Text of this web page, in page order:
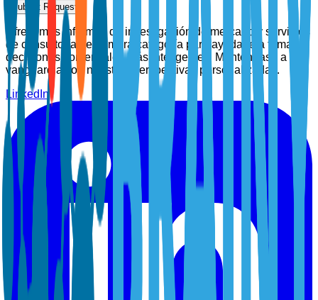
Submit Request
Ofrecemos informes de investigación de mercado y servicios
de consultoría de primera categoría para ayudarle a tomar
decisiones comerciales más inteligentes. Manténgase a la
vanguardia con nuestras perspectivas personalizadas.
LinkedIn